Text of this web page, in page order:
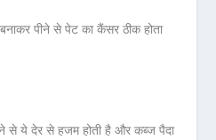
पीने से पेट का कैंसर ठीक होता
से ये देर से हजम होती है और कब्ज पैदा